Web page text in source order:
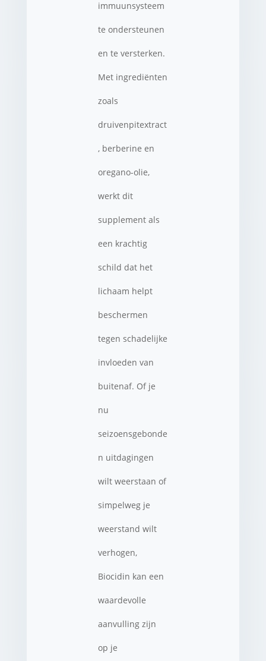
immuunsysteem
te ondersteunen
en te versterken.
Met ingrediënten
zoals
druivenpitextract
, berberine en
oregano-olie,
werkt dit
supplement als
een krachtig
schild dat het
lichaam helpt
beschermen
tegen schadelijke
invloeden van
buitenaf. Of je
nu
seizoensgebonde
n uitdagingen
wilt weerstaan of
simpelweg je
weerstand wilt
verhogen,
Biocidin kan een
waardevolle
aanvulling zijn
op je